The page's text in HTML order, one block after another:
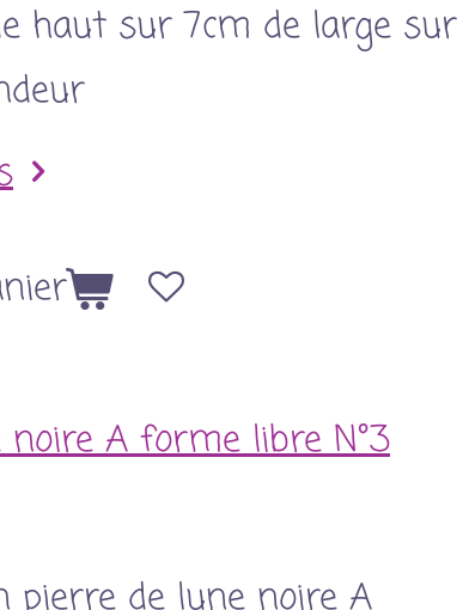
haut sur 7cm de large sur
A forme libre N°3
pierre de lune noire A